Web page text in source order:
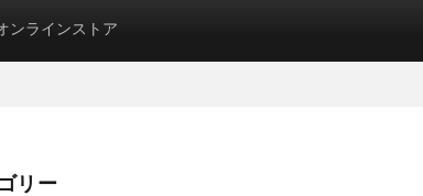
ンラインストア
リー